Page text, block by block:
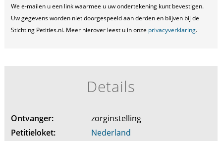
We e-mailen u een link waarmee u uw ondertekening kunt bevestigen.
Uw gegevens worden niet doorgespeeld aan derden en blijven bij de
Stichting Petities.nl. Meer hierover leest u in onze privacyverklaring.
Details
Ontvanger:
zorginstelling
Petitieloket:
Nederland